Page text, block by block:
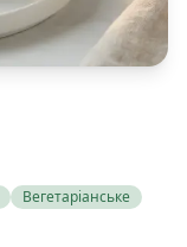
Вегетаріанське